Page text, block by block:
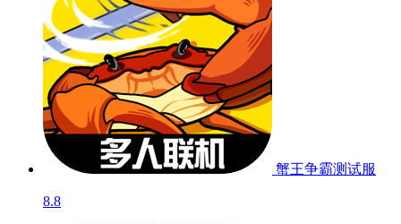
蟹王争霸测试服
8.8